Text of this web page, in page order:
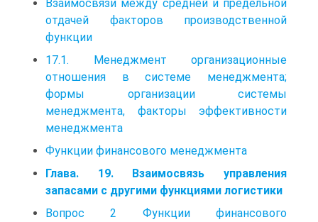
Взаимосвязи между средней и предельной
отдачей факторов производственной
функции
17.1. Менеджмент организационные
отношения в системе менеджмента;
формы организации системы
менеджмента, факторы эффективности
менеджмента
Функции финансового менеджмента
Глава. 19. Взаимосвязь управления
запасами с другими функциями логистики
Вопрос 2 Функции финансового